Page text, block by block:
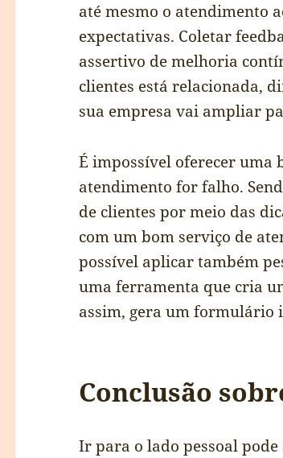
até mesmo o atendimento
expectativas. Coletar
assertivo de melhoria
clientes está relacionada,
sua empresa vai ampliar
É impossível oferecer uma
atendimento for falho.
de clientes por meio das
com um bom serviço de
possível aplicar também
uma ferramenta que cria
assim, gera um formulário
Conclusão
Ir para o lado pessoal